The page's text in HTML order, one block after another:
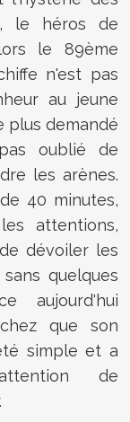
le héros de
le 89ème
n'est pas
au jeune
plus demandé
oublié de
les arènes.
40 minutes,
attentions,
dévoiler les
quelques
aujourd'hui
que son
simple et a
de